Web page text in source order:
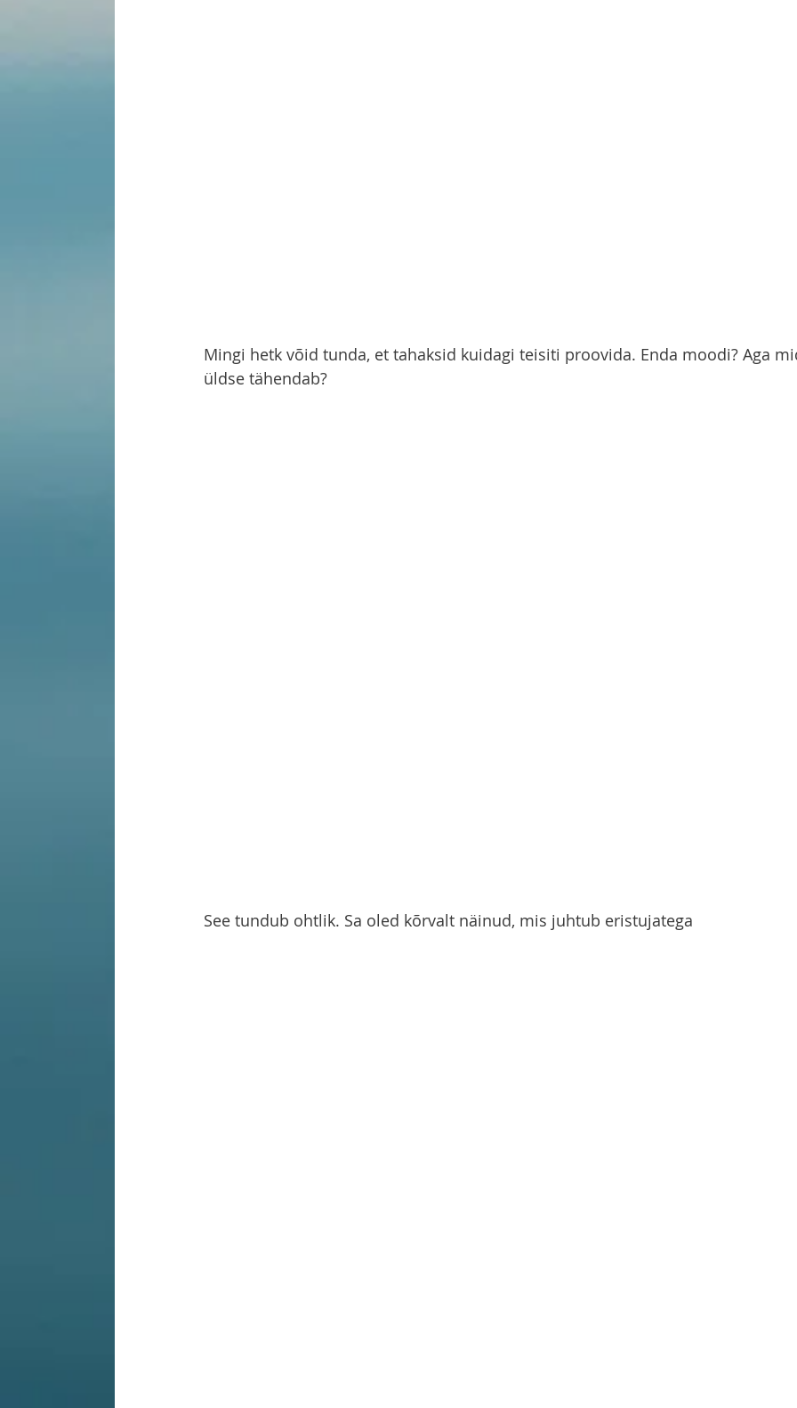
Mingi hetk võid tunda, et tahaksid kuidagi teisiti proovida. Enda moodi? Aga
üldse tähendab?
See tundub ohtlik. Sa oled kõrvalt näinud, mis juhtub eristujatega